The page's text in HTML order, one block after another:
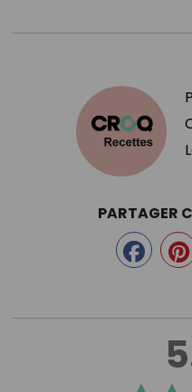
PARTAGER